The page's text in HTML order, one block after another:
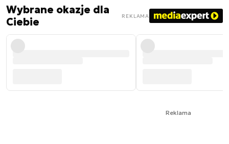
Wybrane okazje dla
Ciebie
REKLAMA
Reklama